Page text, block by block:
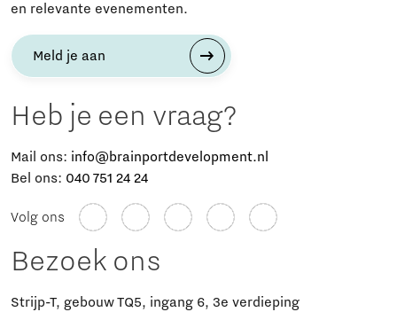
en relevante evenementen.
Meld je aan
Heb je een vraag?
Mail ons: info@brainportdevelopment.nl
Bel ons: 040 751 24 24
Volg ons
Bezoek ons
Strijp-T, gebouw TQ5, ingang 6, 3e verdieping